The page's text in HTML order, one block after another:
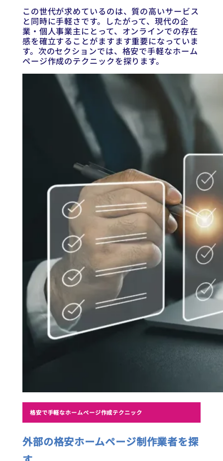
この世代が求めているのは、質の高いサービス
と同時に手軽さです。したがって、現代の企
業・個人事業主にとって、オンラインでの存在
感を確立することがますます重要になっていま
す。次のセクションでは、格安で手軽なホーム
ページ作成のテクニックを探ります。
格安で手軽なホームページ作成テクニック
外部の格安ホームページ制作業者を探